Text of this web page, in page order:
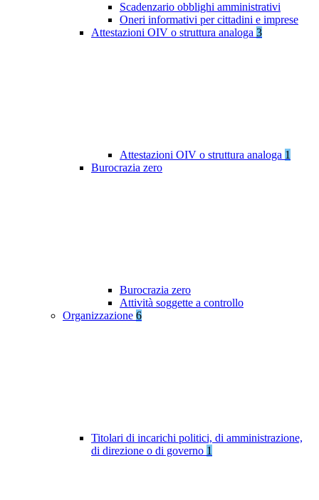
Scadenzario obblighi amministrativi
Oneri informativi per cittadini e imprese
Attestazioni OIV o struttura analoga 3
Attestazioni OIV o struttura analoga 1
Burocrazia zero
Burocrazia zero
Attività soggette a controllo
Organizzazione 6
Titolari di incarichi politici, di amministrazione,
di direzione o di governo 1